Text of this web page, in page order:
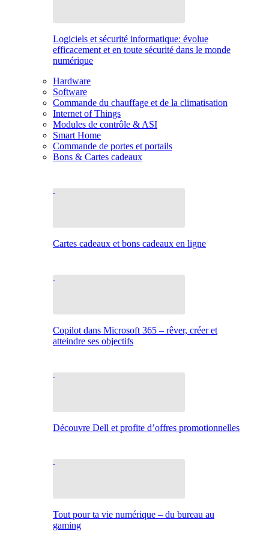
Logiciels et sécurité informatique: évolue
efficacement et en toute sécurité dans le monde
numérique
Hardware
Software
Commande du chauffage et de la climatisation
Internet of Things
Modules de contrôle & ASI
Smart Home
Commande de portes et portails
Bons & Cartes cadeaux
Cartes cadeaux et bons cadeaux en ligne
Copilot dans Microsoft 365 – rêver, créer et
atteindre ses objectifs
Découvre Dell et profite d’offres promotionnelles
Tout pour ta vie numérique – du bureau au
gaming